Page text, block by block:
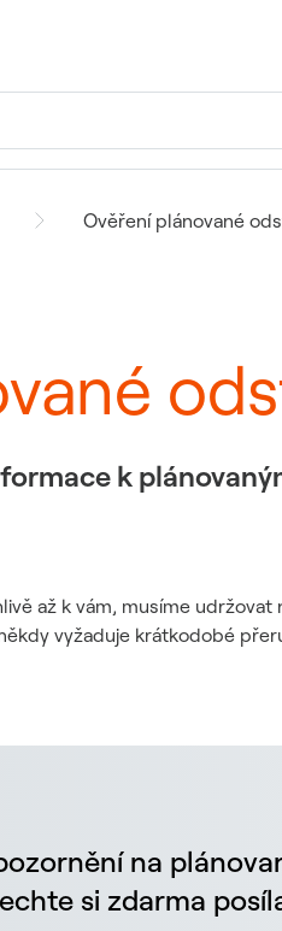
Ověření plánované
k
až k vám, musíme
vyžaduje krátkodobé
na
si zdarma